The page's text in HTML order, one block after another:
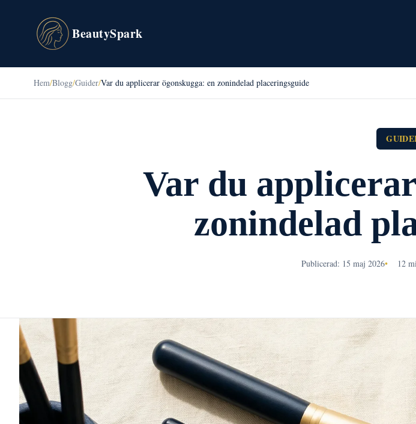
BeautySpark
Hem/Blogg/Guider/Var du applicerar ögonskugga: en zonindelad placeringsguide
Var du
zonindelad
Publicerad: 15 maj 2026• 12